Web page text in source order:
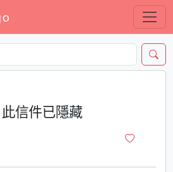
此信件已隱藏